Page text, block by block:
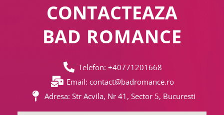
CONTACTEAZA
BAD ROMANCE
Telefon: +40771201668
Email: contact@badromance.ro
Adresa: Str Acvila, Nr 41, Sector 5, Bucuresti